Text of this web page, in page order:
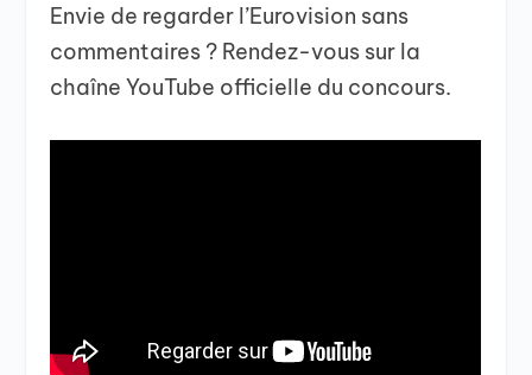
Envie de regarder l’Eurovision sans
commentaires ? Rendez-vous sur la
chaîne YouTube officielle du concours.